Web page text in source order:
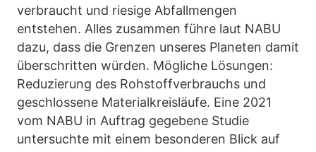
verbraucht und riesige Abfallmengen
entstehen. Alles zusammen führe laut NABU
dazu, dass die Grenzen unseres Planeten damit
überschritten würden. Mögliche Lösungen:
Reduzierung des Rohstoffverbrauchs und
geschlossene Materialkreisläufe. Eine 2021
vom NABU in Auftrag gegebene Studie
untersuchte mit einem besonderen Blick auf